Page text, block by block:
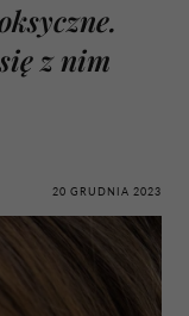
z nim
20 GRUDNIA 2023